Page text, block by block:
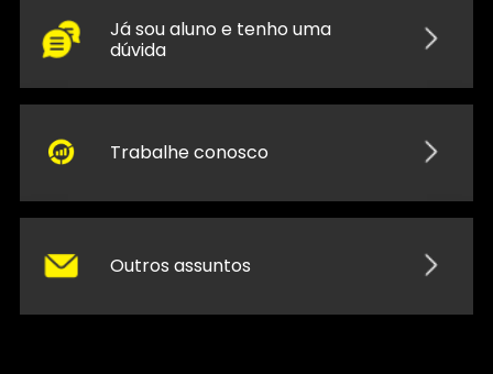
Já sou aluno e tenho uma
dúvida
Trabalhe conosco
Outros assuntos